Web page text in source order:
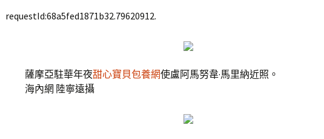
requestId:68a5fed1871b32.79620912.
薩摩亞駐華年夜甜心寶貝包養網使盧阿馬努韋·馬里納近照。
海內網 陸寧遠攝